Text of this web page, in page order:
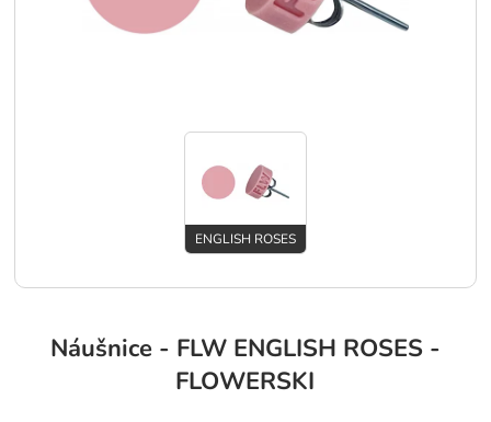
ENGLISH ROSES
Náušnice - FLW ENGLISH ROSES -
FLOWERSKI